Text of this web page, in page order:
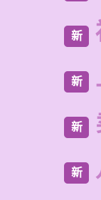
新
新
新
新